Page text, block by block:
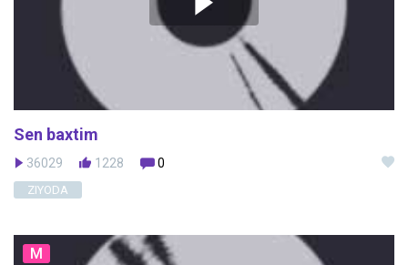
Sen baxtim
36029 1228 0
ZIYODA
M